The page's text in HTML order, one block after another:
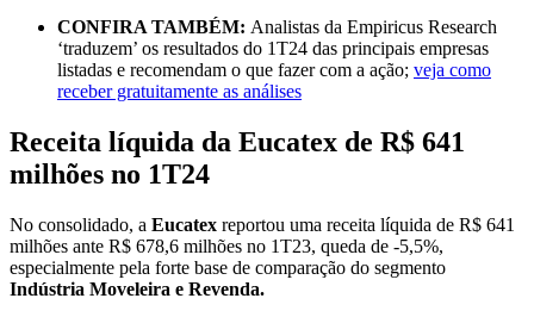
CONFIRA TAMBÉM: Analistas da Empiricus Research
‘traduzem’ os resultados do 1T24 das principais empresas
listadas e recomendam o que fazer com a ação; veja como
receber gratuitamente as análises
Receita líquida da Eucatex de R$ 641
milhões no 1T24
No consolidado, a Eucatex reportou uma receita líquida de R$ 641
milhões ante R$ 678,6 milhões no 1T23, queda de -5,5%,
especialmente pela forte base de comparação do segmento
Indústria Moveleira e Revenda.